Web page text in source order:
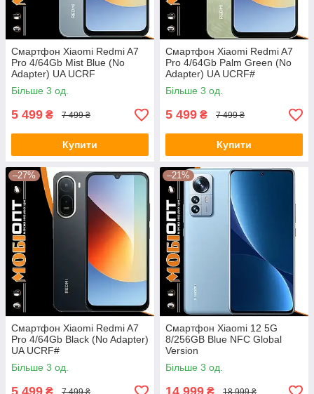
Смартфон Xiaomi Redmi A7
Pro 4/64Gb Mist Blue (No
Adapter) UA UCRF
Більше 3 од.
5 499 ₴ 7 499 ₴
Купити
Смартфон Xiaomi Redmi A7
Pro 4/64Gb Palm Green (No
Adapter) UA UCRF#
Більше 3 од.
5 499 ₴ 7 499 ₴
Купити
–27%
Смартфон Xiaomi Redmi A7
Pro 4/64Gb Black (No Adapter)
UA UCRF#
Більше 3 од.
7 499 ₴
–21%
Смартфон Xiaomi 12 5G
8/256GB Blue NFC Global
Version
Більше 3 од.
18 999 ₴